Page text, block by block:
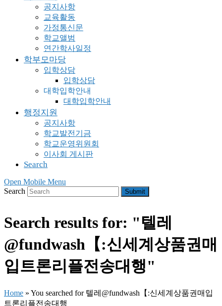
공지사항
교육활동
가정통신문
학교앨범
연간학사일정
학부모마당
입학상담
입학상담
대학입학안내
대학입학안내
행정지원
공지사항
학교발전기금
학교운영위원회
이사회 게시판
Search
Open Mobile Menu
Search
Submit
Search results for: "텔레
@fundwash【:신세계상품권매
입트론리플전송대행"
Home » You searched for 텔레@fundwash【:신세계상품권매입
트론리플전송대행